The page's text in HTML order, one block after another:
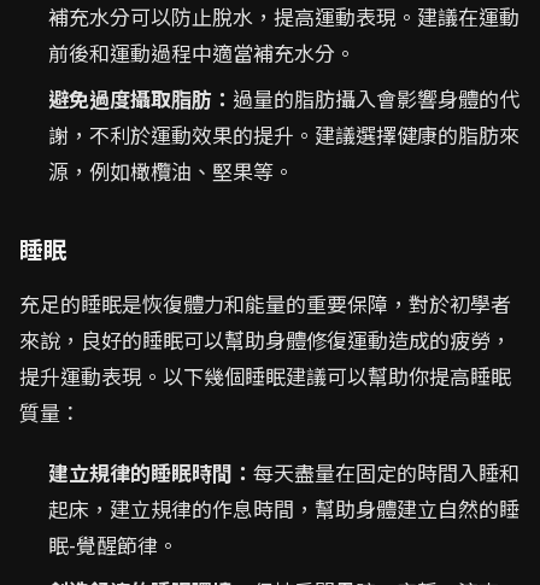
補充水分可以防止脫水，提高運動表現。建議在運動
前後和運動過程中適當補充水分。
避免過度攝取脂肪： 過量的脂肪攝入會影響身體的代
謝，不利於運動效果的提升。建議選擇健康的脂肪來
源，例如橄欖油、堅果等。
睡眠
充足的睡眠是恢復體力和能量的重要保障，對於初學者
來說，良好的睡眠可以幫助身體修復運動造成的疲勞，
提升運動表現。以下幾個睡眠建議可以幫助你提高睡眠
質量：
建立規律的睡眠時間： 每天盡量在固定的時間入睡和
起床，建立規律的作息時間，幫助身體建立自然的睡
眠-覺醒節律。